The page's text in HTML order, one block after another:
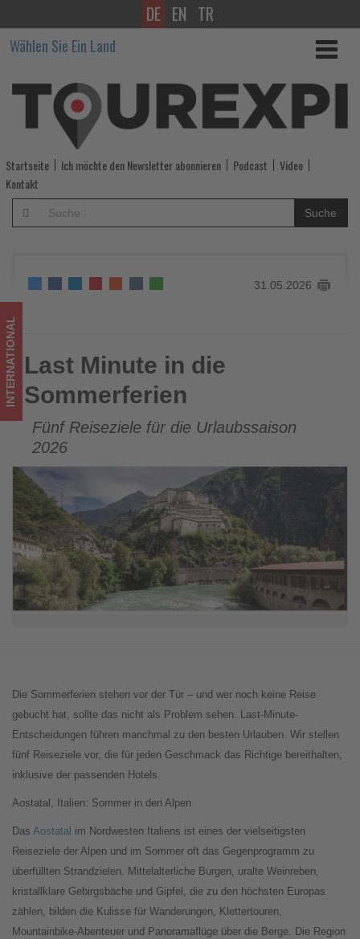
Last
Minute
in
die
Sommerferien
-
Wissen,
im
Tourismus
los
ist!
DE EN TR
Wählen Sie Ein Land
Startseite Ich möchte den Newsletter abonnieren Podcast
Video
Kontakt
Suche
31.05.2026
Last Minute in die Sommerferien
INTERNATIONAL Last Minute in die
Sommerferien
Fünf Reiseziele für die Urlaubssaison
2026
Die Sommerferien stehen vor der Tür – und wer noch keine Reise
gebucht hat, sollte das nicht als Problem sehen. Last-Minute-
Entscheidungen führen manchmal zu den besten Urlauben. Wir stellen
fünf Reiseziele vor, die für jeden Geschmack das Richtige bereithalten,
inklusive der passenden Hotels.
Aostatal, Italien: Sommer in den Alpen
Das Aostatal im Nordwesten Italiens ist eines der vielseitigsten
Reiseziele der Alpen und im Sommer oft das Gegenprogramm zu
überfüllten Strandzielen. Mittelalterliche Burgen, uralte Weinreben,
kristallklare Gebirgsbäche und Gipfel, die zu den höchsten Europas
zählen, bilden die Kulisse für Wanderungen, Klettertouren,
Mountainbike-Abenteuer und Panoramaflüge über die Berge. Die Region